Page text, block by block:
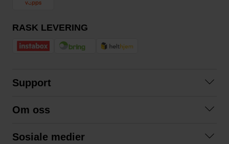
RASK LEVERING
Support
Kjøpsvilkår
Om oss
Sosiale medier